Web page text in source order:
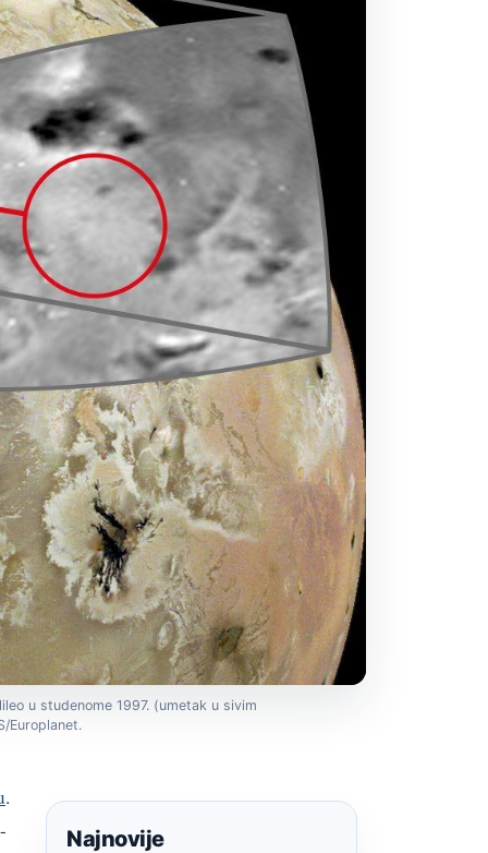
u studenome 1997. (umetak u sivim
Europlanet.
.
Najnovije